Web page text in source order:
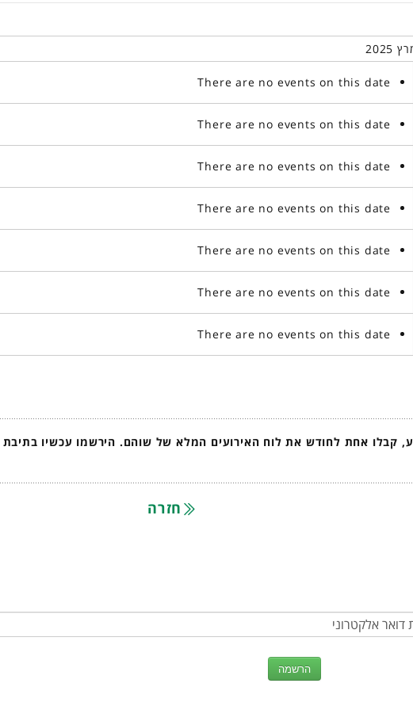
There are no events on this date
There are no events on this date
There are no events on this date
There are no events on this date
There are no events on this date
There are no events on this date
There are no events on this date
קבלו אחת לחודש את לוח האירועים המלא של שוהם. הירשמו עכשיו
חזרה